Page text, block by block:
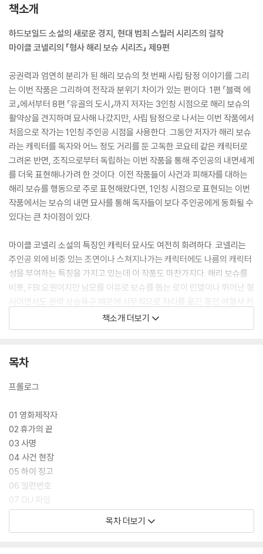
책소개
하드보일드 소설의 새로운 경지, 현대 범죄 스릴러 시리즈의 걸작
마이클 코넬리의 「형사 해리 보슈 시리즈」 제9편
공권력과 엄연히 분리가 된 해리 보슈의 첫 번째 사립 탐정 이야기를 그리
는 이번 작품은 그리하여 전작과 분위기 차이가 있는 편이다. 1편 『블랙 에
코』에서부터 8편 『유골의 도시』까지 저자는 3인칭 시점으로 해리 보슈의
활약상을 견지하며 묘사해 나갔지만, 사립 탐정으로 나서는 이번 작품에서
처음으로 작가는 1인칭 주인공 시점을 사용한다. 그동안 저자가 해리 보슈
라는 캐릭터를 독자와 어느 정도 거리를 둔 고독한 코요테 같은 캐릭터로
그려온 반면, 조직으로부터 독립하는 이번 작품을 통해 주인공의 내면세계
를 더욱 표현해나가려 한 것이다. 이전 작품들이 사건과 피해자를 대하는
해리 보슈를 행동으로 주로 표현해왔다면, 1인칭 시점으로 표현되는 이번
작품에서는 보슈의 내면 묘사를 통해 독자들이 보다 주인공에게 동화될 수
있다는 큰 차이점이 있다.
마이클 코넬리 소설의 특징인 캐릭터 묘사도 여전히 화려하다. 코넬리는
주인공 외에 비중 있는 조연이나 스쳐지나가는 캐릭터에도 나름의 캐릭터
성을 부여하는 특징을 가지고 있는데 이 작품도 마찬가지다. 해리 보슈를
비롯, FBI 요원이지만 남모를 이유로 보슈를 돕는 로이 린델이나 뛰어난 형
사이면서도 권력 상승욕구 때문에 사무직으로 자리를 옮긴 흑인 여형사 키
즈민 라이더, 그리고 불의의 사고로 전신 마비 환자가 된 비운의 형사 로턴
크로스 등 조연 캐릭터는 물론이고 단 한 마디의 대사도 나오지 않지만 피
존재하는 캐릭터처럼 만들어낸다.
또한 이번 작품에서는 언제나 등장했던 마이클 코넬리의 재즈에 대한 사랑
슈가 사사를 받으며 흘러나오는 아트 페퍼, 소니 롤린스, 존 콜트레인의 명
곡들은 책에서 마치 음악이 들리는 듯한 착각을 일으키게 할 정도로 세부
적으로 언급되어 있다.
책소개 더보기
목차
프롤로그
01 영화제작자
02 휴가의 끝
03 사명
04 사건 현장
05 하이 징고
06 일련번호
07 OU 파일
08 무언가 있다
목차 더보기